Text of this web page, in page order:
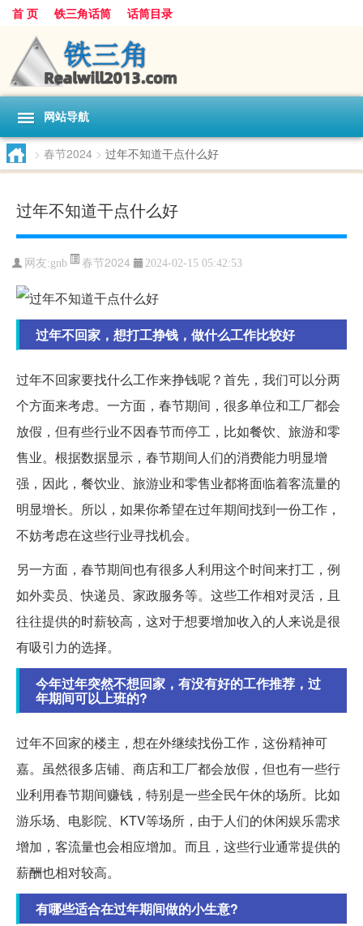
首 页 铁三角话筒 话筒目录
网站导航
> 春节2024 > 过年不知道干点什么好
过年不知道干点什么好
网友:gnb 春节2024 2024-02-15 05:42:53
过年不回家，想打工挣钱，做什么工作比较好
过年不回家要找什么工作来挣钱呢？首先，我们可以分两
个方面来考虑。一方面，春节期间，很多单位和工厂都会
放假，但有些行业不因春节而停工，比如餐饮、旅游和零
售业。根据数据显示，春节期间人们的消费能力明显增
强，因此，餐饮业、旅游业和零售业都将面临着客流量的
明显增长。所以，如果你希望在过年期间找到一份工作，
不妨考虑在这些行业寻找机会。
另一方面，春节期间也有很多人利用这个时间来打工，例
如外卖员、快递员、家政服务等。这些工作相对灵活，且
往往提供的时薪较高，这对于想要增加收入的人来说是很
有吸引力的选择。
今年过年突然不想回家，有没有好的工作推荐，过
年期间可以上班的?
过年不回家的楼主，想在外继续找份工作，这份精神可
嘉。虽然很多店铺、商店和工厂都会放假，但也有一些行
业利用春节期间赚钱，特别是一些全民午休的场所。比如
游乐场、电影院、KTV等场所，由于人们的休闲娱乐需求
增加，客流量也会相应增加。而且，这些行业通常提供的
薪酬也相对较高。
有哪些适合在过年期间做的小生意?